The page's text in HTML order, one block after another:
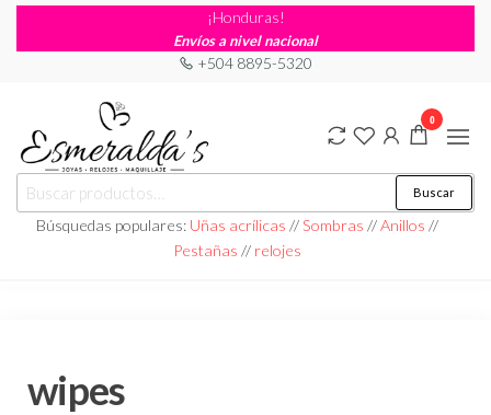
¡Honduras!
Envíos a nivel nacional
+504 8895-5320
Joyería
Esmeraldas
Joyería |
Maquillaje
|
Relojería
Buscar
Búsquedas populares: Uñas acrílicas //Sombras //Anillos //
Pestañas // relojes
0
wipes